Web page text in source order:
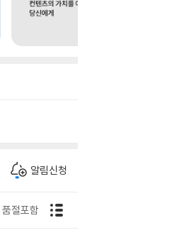
알림신청
품절포함